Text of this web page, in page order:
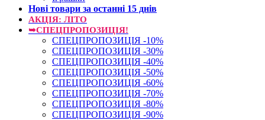
Нові товари за останнi 15 днiв
АКЦІЯ: ЛІТО
➥СПЕЦПРОПОЗИЦІЯ!
СПЕЦПРОПОЗИЦІЯ -10%
СПЕЦПРОПОЗИЦІЯ -30%
СПЕЦПРОПОЗИЦІЯ -40%
СПЕЦПРОПОЗИЦІЯ -50%
СПЕЦПРОПОЗИЦІЯ -60%
СПЕЦПРОПОЗИЦІЯ -70%
СПЕЦПРОПОЗИЦІЯ -80%
СПЕЦПРОПОЗИЦІЯ -90%